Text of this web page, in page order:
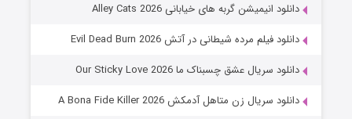
عملیات آپارتمان
قسمت۲ (زیرنویس) منتشر شد
دانلود انیمیشن گربه های خیابانی Alley Cats 2026
دانلود فیلم مرده شیطانی در آتش Evil Dead Burn 2026
دانلود سریال عشق چسبناک ما Our Sticky Love 2026
دانلود سریال زن متاهل آدمکش A Bona Fide Killer 2026